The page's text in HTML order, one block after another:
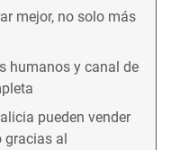
mejor, no solo más
humanos y canal de
pueden vender
al